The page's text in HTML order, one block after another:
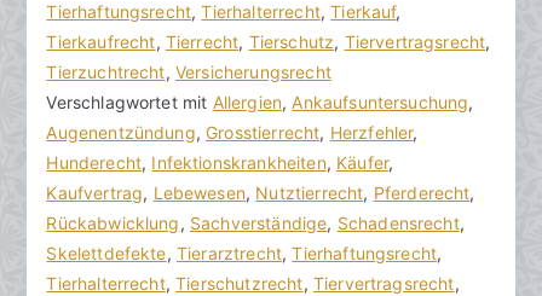
k
R
e
c
h
t
s
a
n
w
v
e
r
ö
f
f
e
n
t
l
Tierhaftungsrecht,Tierhalterrecht,Tierkauf,
Tierkaufrecht, Tierrecht, Tierschutz, Tiervertragsrecht,
Tierzuchtrecht, Versicherungsrecht
Verschlagwortet mit Allergien, Ankaufsuntersuchung,
Augenentzündung, Grosstierrecht, Herzfehler,
Hunderecht, Infektionskrankheiten, Käufer,
Kaufvertrag, Lebewesen, Nutztierrecht, Pferderecht,
Rückabwicklung, Sachverständige, Schadensrecht,
Skelettdefekte, Tierarztrecht,Tierhaftungsrecht,
Tierhalterrecht,Tierschutzrecht, Tiervertragsrecht,
m
m
e
n
t
a
r
e
zu
Ein